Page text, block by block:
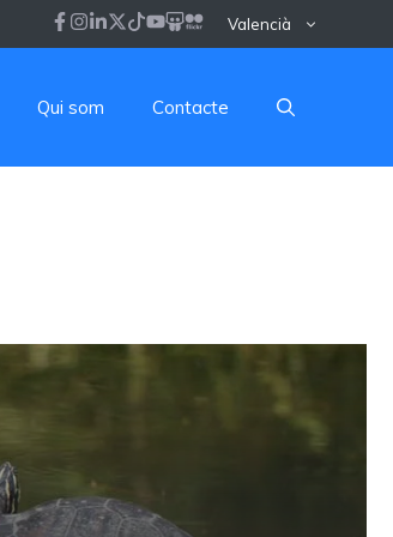
Valencià
Qui som Contacte